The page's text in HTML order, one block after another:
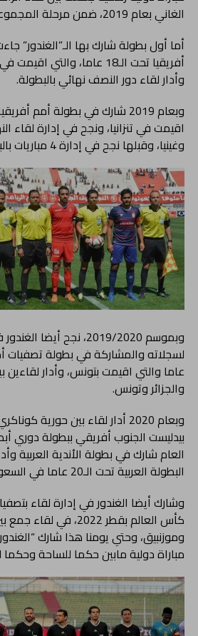
الغاني بعام 2019، ضمن مرحلة المجموعات بكأس الكونفدرالية.
أما أول بطولة شارك بها الـ”الغندور”
وأدار لقاء دور النصف نهائي بالبطولة.
اقيمت في تنزانيا، ونجح في إدارة لقاء
وغينيا، وقبلها نجح في إدارة 4 مباريات بالبطولة.
وبموسم 2019/2020، نجح
عاما والتي اقيمت بتونس، وأدار لقاءين
والجزائر وتونس.
وبعام 2020 أدار لقاء بين حورية
بيدليست الجنوب أفريقي ببطولة دوري
البطولة العربية تحت الـ20 عاما في السعودية وأدار 3 مباريات.
وشارك أيضا الغندور في إدارة لقاء
كأس العالم بقطر 2022،
مباراة دولية مابين حكما للساحة وحكما